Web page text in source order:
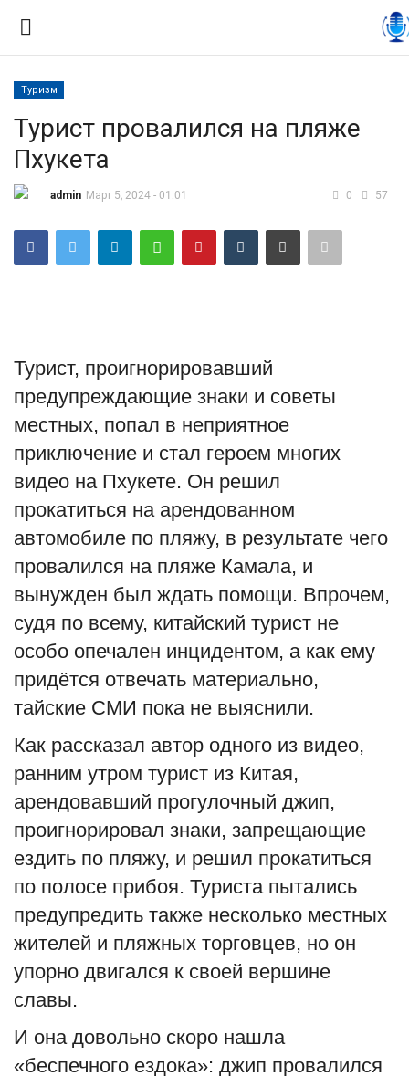
Контакты
Политика
Спорт
Недвижимость
Авто
Здоровье
Образование
Шоу-бизнес
В мире
Россия
Язык
Туризм
Турист провалился на пляже
Пхукета
admin Март 5, 2024 - 01:01 0 57
Турист, проигнорировавший
предупреждающие знаки и советы
местных, попал в неприятное
приключение и стал героем многих
видео на Пхукете. Он решил
прокатиться на арендованном
автомобиле по пляжу, в результате чего
провалился на пляже Камала, и
вынужден был ждать помощи. Впрочем,
судя по всему, китайский турист не
особо опечален инцидентом, а как ему
придётся отвечать материально,
тайские СМИ пока не выяснили.
Как рассказал автор одного из видео,
ранним утром турист из Китая,
арендовавший прогулочный джип,
проигнорировал знаки, запрещающие
ездить по пляжу, и решил прокатиться
по полосе прибоя. Туриста пытались
предупредить также несколько местных
жителей и пляжных торговцев, но он
упорно двигался к своей вершине
славы.
И она довольно скоро нашла
«беспечного ездока»: джип провалился